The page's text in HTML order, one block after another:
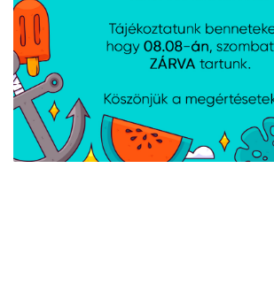
Újdonságok
Kapcsolat
Letöltések
Gyártóink
Információ
Általános szerződési feltételek